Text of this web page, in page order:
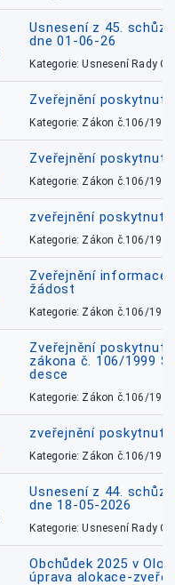
Usnesení z 45.
dne 01-06-26
Kategorie: Usnesení Rady
Zveřejnění
Kategorie: Zákon č.106/1999
Zveřejnění
Kategorie: Zákon č.106/1999
zveřejnění
Kategorie: Zákon č.106/1999
Zveřejnění informace
žádost
Kategorie: Zákon č.106/1999
Zveřejnění
zákona č. 106/1999
desce
Kategorie: Zákon č.106/1999
zveřejnění
Kategorie: Zákon č.106/1999
Usnesení z 44.
dne 18-05-2026
Kategorie: Usnesení Rady
Obchůdek 2025 v
úprava alokace-